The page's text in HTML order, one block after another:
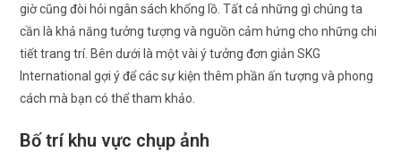
giờ cũng đòi hỏi ngân sách khổng lồ. Tất cả những gì chúng ta
cần là khả năng tưởng tượng và nguồn cảm hứng cho những chi
tiết trang trí. Bên dưới là một vài ý tưởng đơn giản SKG
International gợi ý để các sự kiện thêm phần ấn tượng và phong
cách mà bạn có thể tham khảo.
Bố trí khu vực chụp ảnh